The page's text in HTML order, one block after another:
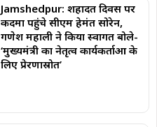
Jamshedpur: शहादत दिवस पर
कदमा पहुंचे सीएम हेमंत सोरेन,
गणेश महाली ने किया स्वागत बोले-
‘मुख्यमंत्री का नेतृत्व कार्यकर्ताओं के
लिए प्रेरणास्रोत’